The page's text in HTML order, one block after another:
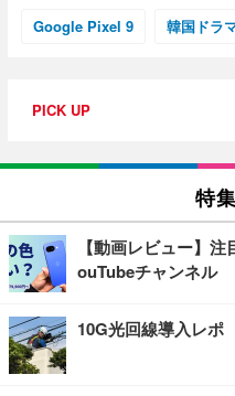
Google Pixel 9 韓国ドラ
PICK UP
特
【動画レビュー】
ouTubeチャンネル
10G光回線導入レポ